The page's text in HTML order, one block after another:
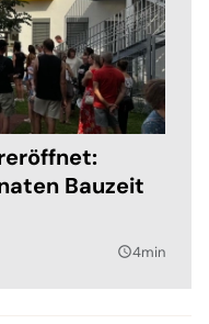
Bauzeit
query_builder4min